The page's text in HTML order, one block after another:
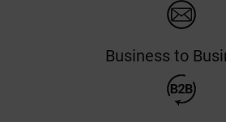
Business to